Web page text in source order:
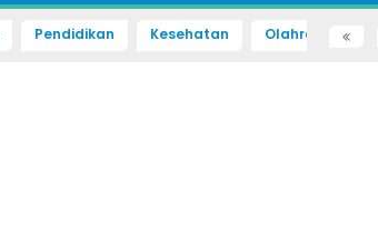
Pendidikan Kesehatan Olahraga